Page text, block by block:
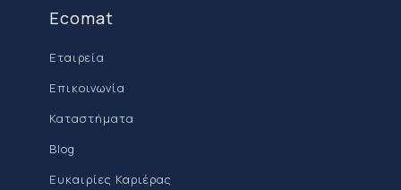
Ecomat
Εταιρεία
Επικοινωνία
Καταστήματα
Blog
Ευκαιρίες Καριέρας